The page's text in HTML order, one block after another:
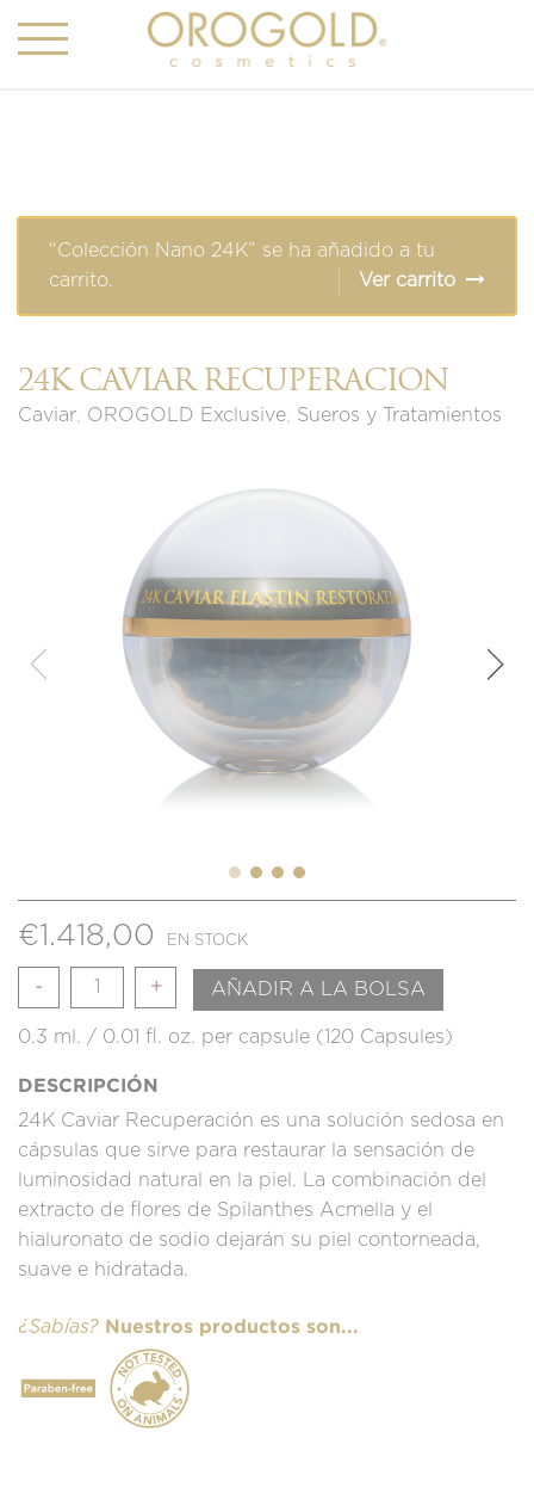
“Colección Nano 24K” se ha añadido a tu
carrito.
Ver carrito
24K CAVIAR RECUPERACIÓN
Caviar OROGOLD Exclusive Sueros y Tratamientos
€1.418,00 EN STOCK
Cantidad AÑADIR A LA BOLSA
0.3 ml. / 0.01 fl. oz. per capsule (120 Capsules)
DESCRIPCIÓN
24K Caviar Recuperación es una solución sedosa en
cápsulas que sirve para restaurar la sensación de
luminosidad natural en la piel. La combinación del
extracto de flores de Spilanthes Acmella y el
hialuronato de sodio dejarán su piel contorneada,
suave e hidratada.
¿Sabías? Nuestros productos son...